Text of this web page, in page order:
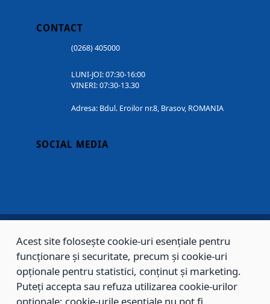
CONTACT
(0268) 405000
LUNI-JOI: 07:30-16:00
VINERI: 07:30-13.30
Adresa: Bdul. Eroilor nr.8, Brasov, ROMANIA
SOCIAL MEDIA
Copyright © 2002 - 2026 - PRIMĂRIA MUNICIPIULUI BRAȘOV, toate drepturile
rezervate.
Sitemap Contact
Acest site folosește cookie-uri esențiale pentru
funcționare și securitate, precum și cookie-uri
opționale pentru statistici, conținut și marketing.
Puteți accepta sau refuza utilizarea cookie-urilor
opționale; cookie-urile esențiale nu pot fi